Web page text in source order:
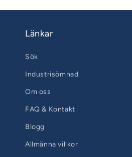
Länkar
Sök
Industrisömnad
Om oss
FAQ & Kontakt
Blogg
Allmänna villkor